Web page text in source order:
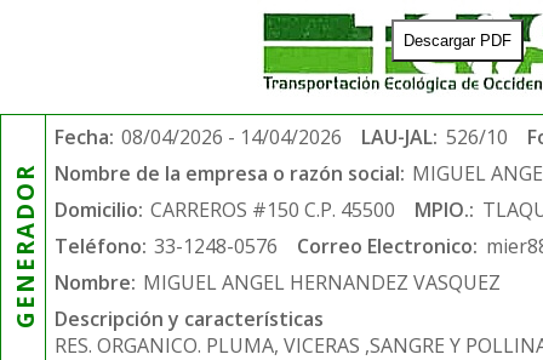
Descargar PDF
GENERADOR
Fecha: 08/04/2026 - 14/04/2026 LAU-JAL: 526/10
Nombre de la empresa o razón social: MIGUEL
Domicilio: CARREROS #150 C.P. 45500 MPIO.:
Teléfono: 33-1248-0576 Correo Electronico:
Nombre: MIGUEL ANGEL HERNANDEZ VASQUEZ
Descripción y características
RES. ORGANICO. PLUMA, VICERAS ,SANGRE Y